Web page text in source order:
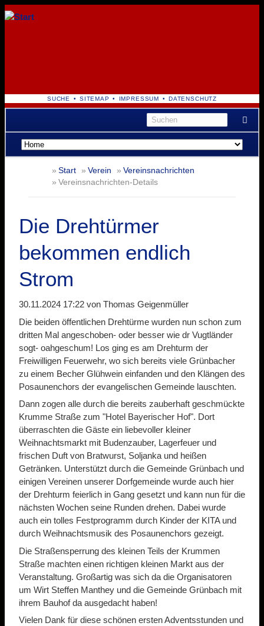
NAVIGATION
ÜBERSPRINGEN
SUCHE SITEMAP IMPRESSUM DATENSCHUTZ
Navigation
überspringen
Start Verein
Vereinsnachrichten
Vereinsnachrichten-Details
Die Drehtürmer
bekommen endlich
Strom
30.11.2024 17:22 von Thomas Geigenmüller
Die beiden öffentlichen Drehtürme wurden nun schon zum
dritten Mal angeschoben- oder besser wie dr Vugtländer
sogt- oahgeschum! Los ging es am Drehturm der
Freiwilligen Feuerwehr, wo sich bereits viele Grünbacher
zu einem Becher Glühwein einfanden und den Klängen des
Posaunenchors der evangelischen Gemeinde lauschten.
Dann zogen alle durch die bereits zauberhaft geschmückte
Krumme Straße zum "Hotel Bayerischer Hof". Dort
überraschten die Gäste ein liebevoller kleiner
Weihnachtsmarkt mit Budenzauber, Lagerfeuer und
frischen Duft von Bratwurst, Soljanka und heißen
Getränken. Unterstützt durch die Gemeinde Grünbach und
einigen Vereinen unserer Dorfgemeinde wurde auch hier
der Drehturm feierlich in Gang gesetzt und kann nun für die
nächsten Wochen seine Runden drehen. Dabei wurde
auch ein tolles Festprogramm durch Kinder der KITA und
durch Weihnachtsmusik des Posaunenchors gezeigt.
Die Straßensperrung des kleinen Teils der Krummen
Straße machten einen richtigen kleinen Markt aus der
Veranstaltung. Großartig was sich da die Organisatoren
um Wirt Steffen Manthey und die Gemeinde Grünbach mit
ihrem Bauhof da ausgedacht haben!
Vielen Dank für diese schönen ersten Adventsstunden und